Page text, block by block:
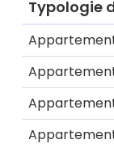
Typologie